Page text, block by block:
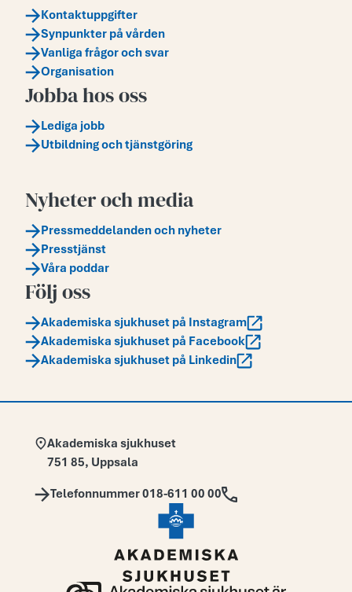
Kontaktuppgifter
Synpunkter på vården
Vanliga frågor och svar
Organisation
Jobba hos oss
Lediga jobb
Utbildning och tjänstgöring
Nyheter och media
Pressmeddelanden och nyheter
Presstjänst
Våra poddar
Följ oss
Akademiska sjukhuset på Instagram
Akademiska sjukhuset på Facebook
Akademiska sjukhuset på Linkedin
Adress:
Akademiska sjukhuset
751 85, Uppsala
Telefon:
Telefonnummer 018-611 00 00